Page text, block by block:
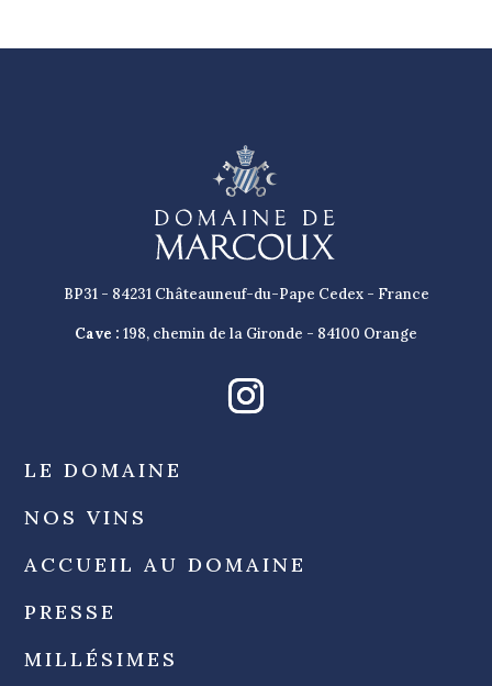
BP31 - 84231 Châteauneuf-du-Pape Cedex - France
Cave : 198, chemin de la Gironde - 84100 Orange
LE DOMAINE
NOS VINS
ACCUEIL AU DOMAINE
PRESSE
MILLÉSIMES